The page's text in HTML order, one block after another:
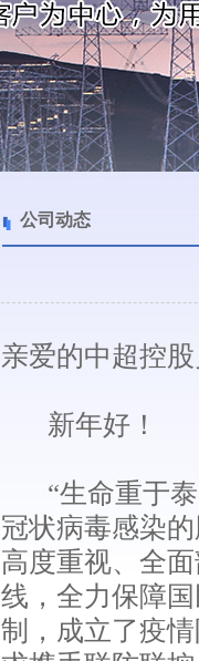
公司动态
亲爱的中超控
新年好！
“生命重于泰
冠状病毒感染
高度重视、全
线，全力保障
制，成立了疫